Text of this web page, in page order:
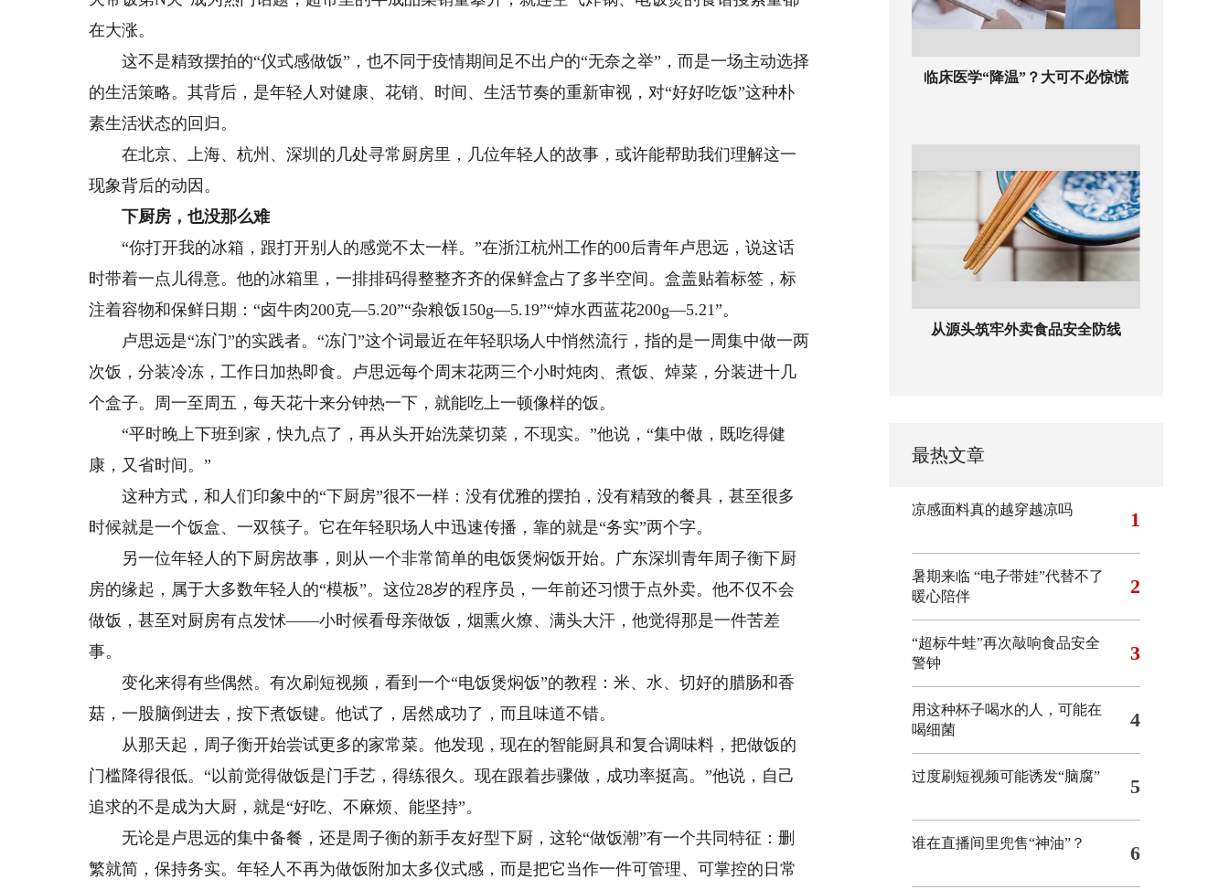
在大涨。
这不是精致摆拍的“仪式感做饭”，也不同于疫情期间足不出户的“无奈之举”，而是一场主动选择
的生活策略。其背后，是年轻人对健康、花销、时间、生活节奏的重新审视，对“好好吃饭”这种朴
素生活状态的回归。
在北京、上海、杭州、深圳的几处寻常厨房里，几位年轻人的故事，或许能帮助我们理解这一
现象背后的动因。
下厨房，也没那么难
“你打开我的冰箱，跟打开别人的感觉不太一样。”在浙江杭州工作的00后青年卢思远，说这话
时带着一点儿得意。他的冰箱里，一排排码得整整齐齐的保鲜盒占了多半空间。盒盖贴着标签，标
注着容物和保鲜日期：“卤牛肉200克—5.20”“杂粮饭150g—5.19”“焯水西蓝花200g—5.21”。
卢思远是“冻门”的实践者。“冻门”这个词最近在年轻职场人中悄然流行，指的是一周集中做一两
次饭，分装冷冻，工作日加热即食。卢思远每个周末花两三个小时炖肉、煮饭、焯菜，分装进十几
个盒子。周一至周五，每天花十来分钟热一下，就能吃上一顿像样的饭。
“平时晚上下班到家，快九点了，再从头开始洗菜切菜，不现实。”他说，“集中做，既吃得健
康，又省时间。”
这种方式，和人们印象中的“下厨房”很不一样：没有优雅的摆拍，没有精致的餐具，甚至很多
时候就是一个饭盒、一双筷子。它在年轻职场人中迅速传播，靠的就是“务实”两个字。
另一位年轻人的下厨房故事，则从一个非常简单的电饭煲焖饭开始。广东深圳青年周子衡下厨
房的缘起，属于大多数年轻人的“模板”。这位28岁的程序员，一年前还习惯于点外卖。他不仅不会
做饭，甚至对厨房有点发怵——小时候看母亲做饭，烟熏火燎、满头大汗，他觉得那是一件苦差
事。
变化来得有些偶然。有次刷短视频，看到一个“电饭煲焖饭”的教程：米、水、切好的腊肠和香
菇，一股脑倒进去，按下煮饭键。他试了，居然成功了，而且味道不错。
从那天起，周子衡开始尝试更多的家常菜。他发现，现在的智能厨具和复合调味料，把做饭的
门槛降得很低。“以前觉得做饭是门手艺，得练很久。现在跟着步骤做，成功率挺高。”他说，自己
追求的不是成为大厨，就是“好吃、不麻烦、能坚持”。
无论是卢思远的集中备餐，还是周子衡的新手友好型下厨，这轮“做饭潮”有一个共同特征：删
繁就简，保持务实。年轻人不再为做饭附加太多仪式感，而是把它当作一件可管理、可掌控的日常
临床医学“降温”？大可不必惊慌
从源头筑牢外卖食品安全防线
最热文章
凉感面料真的越穿越凉吗 1
暑期来临 “电子带娃”代替不了
暖心陪伴
2
“超标牛蛙”再次敲响食品安全
警钟
3
用这种杯子喝水的人，可能在
喝细菌
4
过度刷短视频可能诱发“脑腐” 5
谁在直播间里兜售“神油”？ 6